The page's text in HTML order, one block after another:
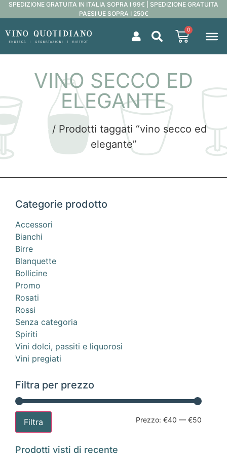
SPEDIZIONE GRATUITA IN ITALIA SOPRA I 99€ | SPEDIZIONE GRATUITA
PAESI UE SOPRA I 250€
0
VINO SECCO ED
ELEGANTE
Home / Prodotti taggati “vino secco ed
elegante”
Categorie prodotto
Accessori
Bianchi
Birre
Blanquette
Bollicine
Promo
Rosati
Rossi
Senza categoria
Spiriti
Vini dolci, passiti e liquorosi
Vini pregiati
Filtra per prezzo
Filtra Prezzo: €40 — €50
Prodotti visti di recente